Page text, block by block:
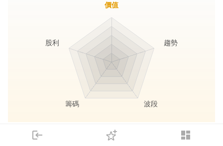
login dashboard
下單
長線價值 存股收息
價值
趨勢
波段
籌碼
股利